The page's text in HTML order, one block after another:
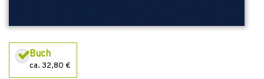
Buch
ca. 32,80 €